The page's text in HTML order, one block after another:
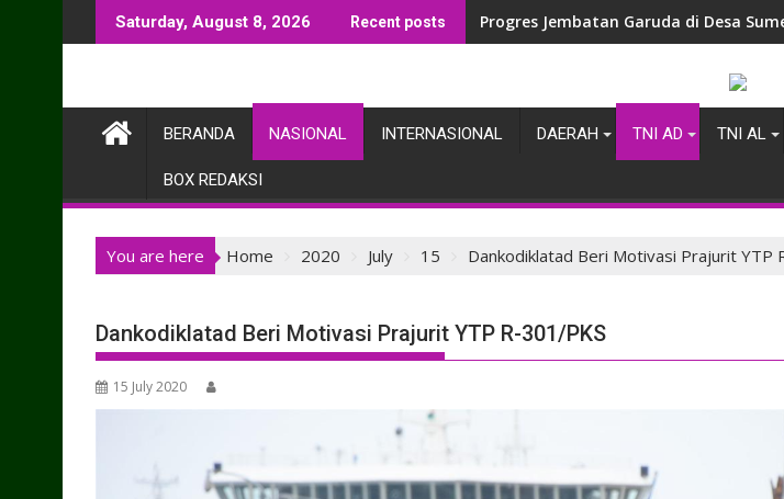
to
Saturday, August 8, 2026 Recent posts Progres Jembatan Garuda di Desa
BERANDA NASIONAL INTERNASIONAL DAERAH TNI AD TNI AL
BOX REDAKSI
You are here Home 2020 July 15 Dankodiklatad Beri Motivasi Prajurit YTP
Dankodiklatad Beri Motivasi Prajurit YTP R-301/PKS
15 July 2020